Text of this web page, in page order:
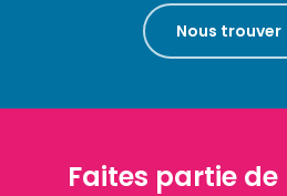
Nous trouver
Faites partie